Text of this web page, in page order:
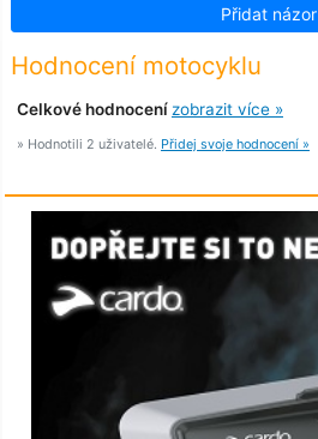
Přidat názor
Hodnocení motocyklu
Celkové hodnocení zobrazit více »
» Hodnotili 2 uživatelé. Přidej svoje hodnocení »